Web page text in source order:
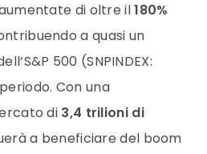
aumentate di oltre il180%
a quasi un
500 (SNPINDEX:
Con una
di 3,4 trilioni di
a beneficiare del boom